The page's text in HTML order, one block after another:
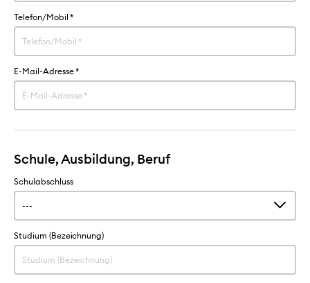
Telefon/Mobil*
E-Mail-Adresse*
Schule, Ausbildung, Beruf
Schulabschluss
Studium (Bezeichnung)